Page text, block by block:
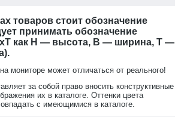
товаров стоит обозначение
принимать обозначение
как H — высота, B — ширина, T —
мониторе может отличаться от реального!
за собой право вносить конструктивные
их в каталоге. Оттенки цвета
с имеющимися в каталоге.